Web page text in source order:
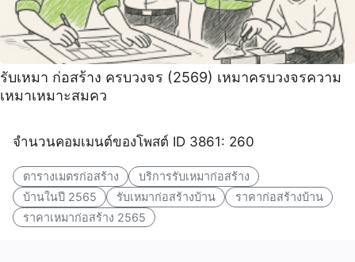
รับเหมา ก่อสร้าง ครบวงจร (2569) เหมาครบวงจรความ
เหมาเหมาะสมคว
จำนวนคอมเมนต์ของโพสต์ ID 3861: 260
ตารางเมตรก่อสร้าง
บริการรับเหมาก่อสร้าง
บ้านในปี 2565
รับเหมาก่อสร้างบ้าน
ราคาก่อสร้างบ้าน
ราคาเหมาก่อสร้าง 2565